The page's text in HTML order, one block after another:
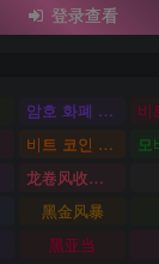
登录查看
암호 화폐 카지노
비트 코인 온라인 카지노
龙卷风收音机
黑金风暴
黑亚当